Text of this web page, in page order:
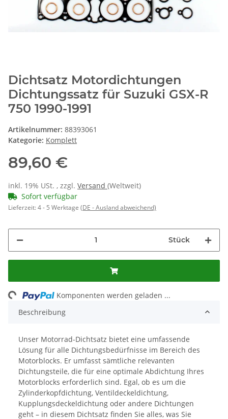
Dichtsatz Motordichtungen
Dichtungssatz für Suzuki GSX-R
750 1990-1991
Artikelnummer: 88393061
Kategorie: Komplett
89,60 €
inkl. 19% USt. , zzgl. Versand (Weltweit)
Sofort verfügbar
Lieferzeit:4 - 5 Werktage (DE - Ausland abweichend)
Stück
Loading...
Komponenten werden geladen ...
Beschreibung
Unser Motorrad-Dichtsatz bietet eine umfassende
Lösung für alle Dichtungsbedürfnisse im Bereich des
Motorblocks. Er umfasst sämtliche relevanten
Dichtungsteile, die für eine optimale Abdichtung Ihres
Motorblocks erforderlich sind. Egal, ob es um die
Zylinderkopfdichtung, Ventildeckeldichtung,
Kupplungsdeckeldichtung oder andere Dichtungen
geht – in diesem Dichtsatz finden Sie alles, was Sie